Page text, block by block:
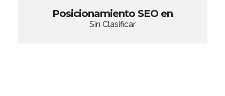
Posicionamiento SEO en
Sin Clasificar